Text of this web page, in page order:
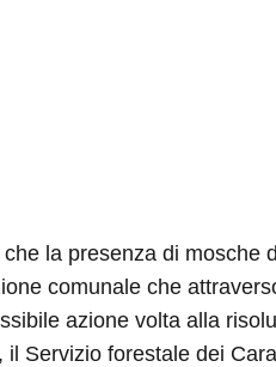
la presenza di mosche
comunale che
azione volta alla
il Servizio forestale dei